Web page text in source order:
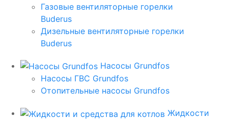
Газовые вентиляторные горелки
Buderus
Дизельные вентиляторные горелки
Buderus
Насосы Grundfos
Насосы ГВС Grundfos
Отопительные насосы Grundfos
Жидкости